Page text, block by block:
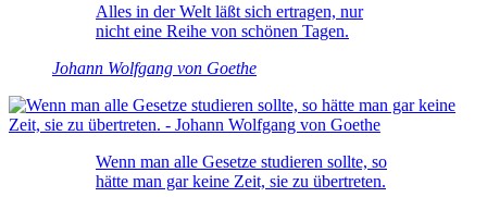
Alles in der Welt läßt sich ertragen, nur
nicht eine Reihe von schönen Tagen.
Johann Wolfgang von Goethe
Wenn man alle Gesetze studieren sollte, so
hätte man gar keine Zeit, sie zu übertreten.